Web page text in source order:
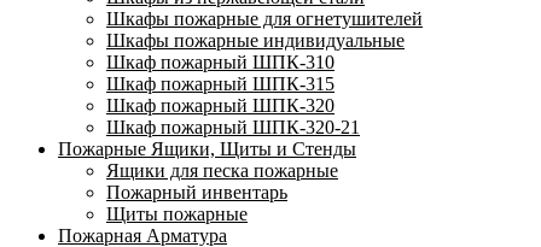
Шкафы пожарные для огнетушителей
Шкафы пожарные индивидуальные
Шкаф пожарный ШПК-310
Шкаф пожарный ШПК-315
Шкаф пожарный ШПК-320
Шкаф пожарный ШПК-320-21
Пожарные Ящики, Щиты и Стенды
Ящики для песка пожарные
Пожарный инвентарь
Щиты пожарные
Пожарная Арматура